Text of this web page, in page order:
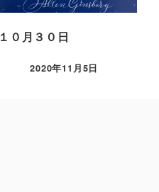
１０月３０日
2020年11月5日